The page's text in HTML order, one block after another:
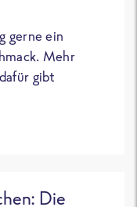
gerne ein
Mehr
gibt
Die